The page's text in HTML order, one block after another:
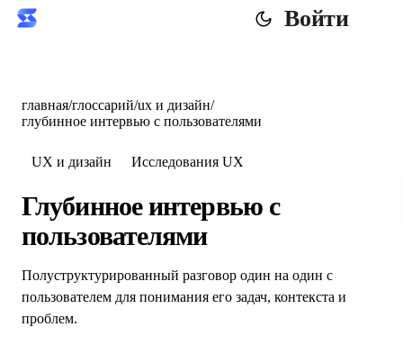
Войти
главная/глоссарий/ux и дизайн/
глубинное интервью с пользователями
UX и дизайн Исследования UX
Глубинное интервью с
пользователями
Полуструктурированный разговор один на один с
пользователем для понимания его задач, контекста и
проблем.